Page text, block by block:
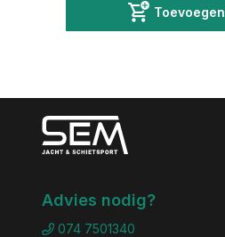
Toevoegen
Advies nodig?
074 7501340